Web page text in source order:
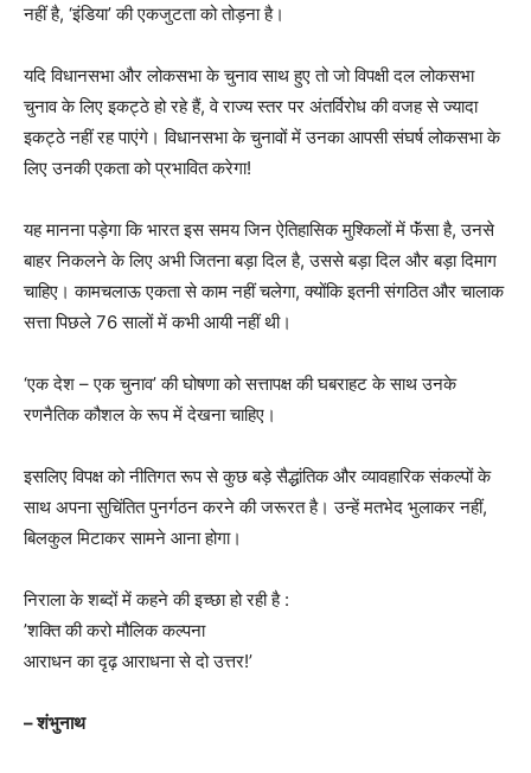
नहीं है, ‘इंडिया’ की एकजुटता को तोड़ना है।
यदि विधानसभा और लोकसभा के चुनाव साथ हुए तो जो विपक्षी दल लोकसभा
चुनाव के लिए इकट्ठे हो रहे हैं, वे राज्य स्तर पर अंतर्विरोध की वजह से ज्यादा
इकट्ठे नहीं रह पाएंगे। विधानसभा के चुनावों में उनका आपसी संघर्ष लोकसभा के
लिए उनकी एकता को प्रभावित करेगा!
यह मानना पड़ेगा कि भारत इस समय जिन ऐतिहासिक मुश्किलों में फॅंसा है, उनसे
बाहर निकलने के लिए अभी जितना बड़ा दिल है, उससे बड़ा दिल और बड़ा दिमाग
चाहिए। कामचलाऊ एकता से काम नहीं चलेगा, क्योंकि इतनी संगठित और चालाक
सत्ता पिछले 76 सालों में कभी आयी नहीं थी।
‘एक देश – एक चुनाव’ की घोषणा को सत्तापक्ष की घबराहट के साथ उनके
रणनैतिक कौशल के रूप में देखना चाहिए।
इसलिए विपक्ष को नीतिगत रूप से कुछ बड़े सैद्धांतिक और व्यावहारिक संकल्पों के
साथ अपना सुचिंतित पुनर्गठन करने की जरूरत है। उन्हें मतभेद भुलाकर नहीं,
बिलकुल मिटाकर सामने आना होगा।
निराला के शब्दों में कहने की इच्छा हो रही है :
’शक्ति की करो मौलिक कल्पना
आराधन का दृढ़ आराधना से दो उत्तर!’
– शंभुनाथ